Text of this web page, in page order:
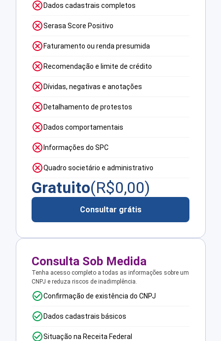
Dados cadastrais completos
Serasa Score Positivo
Faturamento ou renda presumida
Recomendação e limite de crédito
Dívidas, negativas e anotações
Detalhamento de protestos
Dados comportamentais
Informações do SPC
Quadro societário e administrativo
Gratuito(R$0,00)
Consultar grátis
Consulta Sob Medida
Tenha acesso completo a todas as informações sobre um
CNPJ e reduza riscos de inadimplência.
Confirmação de existência do CNPJ
Dados cadastrais básicos
Situação na Receita Federal